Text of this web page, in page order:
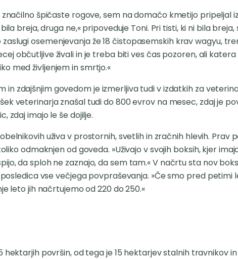
značilno špičaste rogove, sem na domačo kmetijo pripeljal
breja, druga ne,« pripoveduje Toni. Pri tisti, ki ni bila
osemenjevanja že 18 čistopasemskih krav wagyu,
občutljive živali in je treba biti ves čas pozoren, ali
med življenjem in smrtjo.«
in zdajšnjim govedom je izmerljiva tudi v izdatkih za
veterinarja znašal tudi do 800 evrov na mesec, zdaj je
zdaj imajo le še dojilje.
uživa v prostornih, svetlih in zračnih hlevih. Prav
odmaknjen od goveda. »Uživajo v svojih boksih, kjer
da sploh ne zaznajo, da sem tam.« V načrtu sta nov
vse večjega povpraševanja. »Če smo pred
leto jih načrtujemo od 220 do 250.«
hektarjih površin, od tega je 15 hektarjev stalnih travnikov